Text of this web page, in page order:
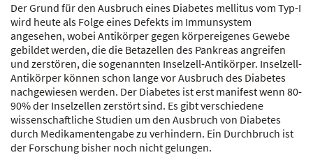
Der Grund für den Ausbruch eines Diabetes mellitus vom Typ-I
wird heute als Folge eines Defekts im Immunsystem
angesehen, wobei Antikörper gegen körpereigenes Gewebe
gebildet werden, die die Betazellen des Pankreas angreifen
und zerstören, die sogenannten Inselzell-Antikörper. Inselzell-
Antikörper können schon lange vor Ausbruch des Diabetes
nachgewiesen werden. Der Diabetes ist erst manifest wenn 80-
90% der Inselzellen zerstört sind. Es gibt verschiedene
wissenschaftliche Studien um den Ausbruch von Diabetes
durch Medikamentengabe zu verhindern. Ein Durchbruch ist
der Forschung bisher noch nicht gelungen.